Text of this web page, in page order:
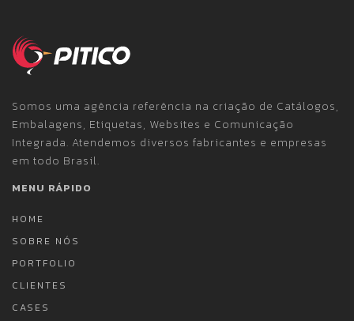
Somos uma agência referência na criação de Catálogos,
Embalagens, Etiquetas, Websites e Comunicação
Integrada. Atendemos diversos fabricantes e empresas
em todo Brasil.
MENU RÁPIDO
HOME
SOBRE NÓS
PORTFOLIO
CLIENTES
CASES